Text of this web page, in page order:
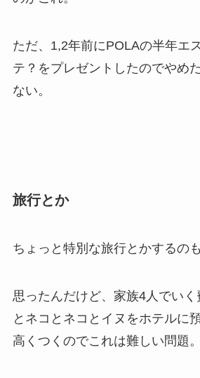
ただ、1,2年前にPOLAの半年エ
テ？をプレゼントしたのでやめ
ない。
旅行とか
ちょっと特別な旅行とかするの
思ったんだけど、家族4人でいく
とネコとネコとイヌをホテルに
高くつくのでこれは難しい問題。